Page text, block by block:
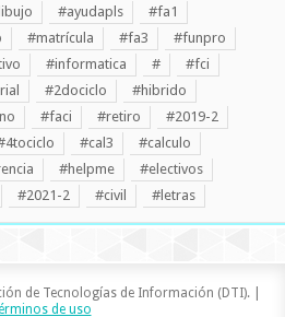
#ayudapls
#fa1
#matrícula #fa3
#funpro
#informatica #
#fci
#2dociclo
#hibrido
#faci #retiro
#2019-2
#cal3
#calculo
#helpme
#electivos
#2021-2 #civil #letras
de Tecnologías de Información (DTI). |
de uso